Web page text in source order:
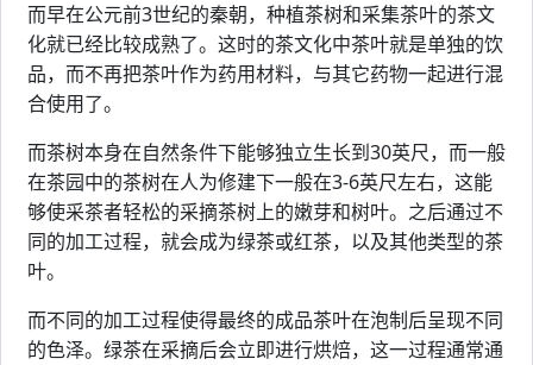
而早在公元前3世纪的秦朝，种植茶树和采集茶叶的茶文
化就已经比较成熟了。这时的茶文化中茶叶就是单独的饮
品，而不再把茶叶作为药用材料，与其它药物一起进行混
合使用了。
而茶树本身在自然条件下能够独立生长到30英尺，而一般
在茶园中的茶树在人为修建下一般在3-6英尺左右，这能
够使采茶者轻松的采摘茶树上的嫩芽和树叶。之后通过不
同的加工过程，就会成为绿茶或红茶，以及其他类型的茶
叶。
而不同的加工过程使得最终的成品茶叶在泡制后呈现不同
的色泽。绿茶在采摘后会立即进行烘焙，这一过程通常通